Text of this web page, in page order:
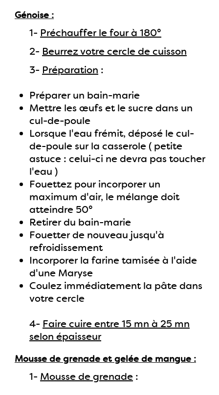
Génoise
1- Préchauffer le four à 180°
2- Beurrez votre cercle de cuisson
3- Préparation :
Préparer un bain-marie
Mettre les œufs et le sucre dans un
cul-de-poule
Lorsque l'eau frémit, déposé le cul-
de-poule sur la casserole ( petite
astuce : celui-ci ne devra pas toucher
l'eau )
Fouettez pour incorporer un
maximum d'air, le mélange doit
atteindre 50°
Retirer du bain-marie
Fouetter de nouveau jusqu'à
refroidissement
Incorporer la farine tamisée à l'aide
d'une Maryse
Coulez immédiatement la pâte dans
votre cercle
4- Faire cuire entre 15 mn à 25 mn
selon épaisseur
Mousse de grenade et gelée de mangue
1- Mousse de grenade :